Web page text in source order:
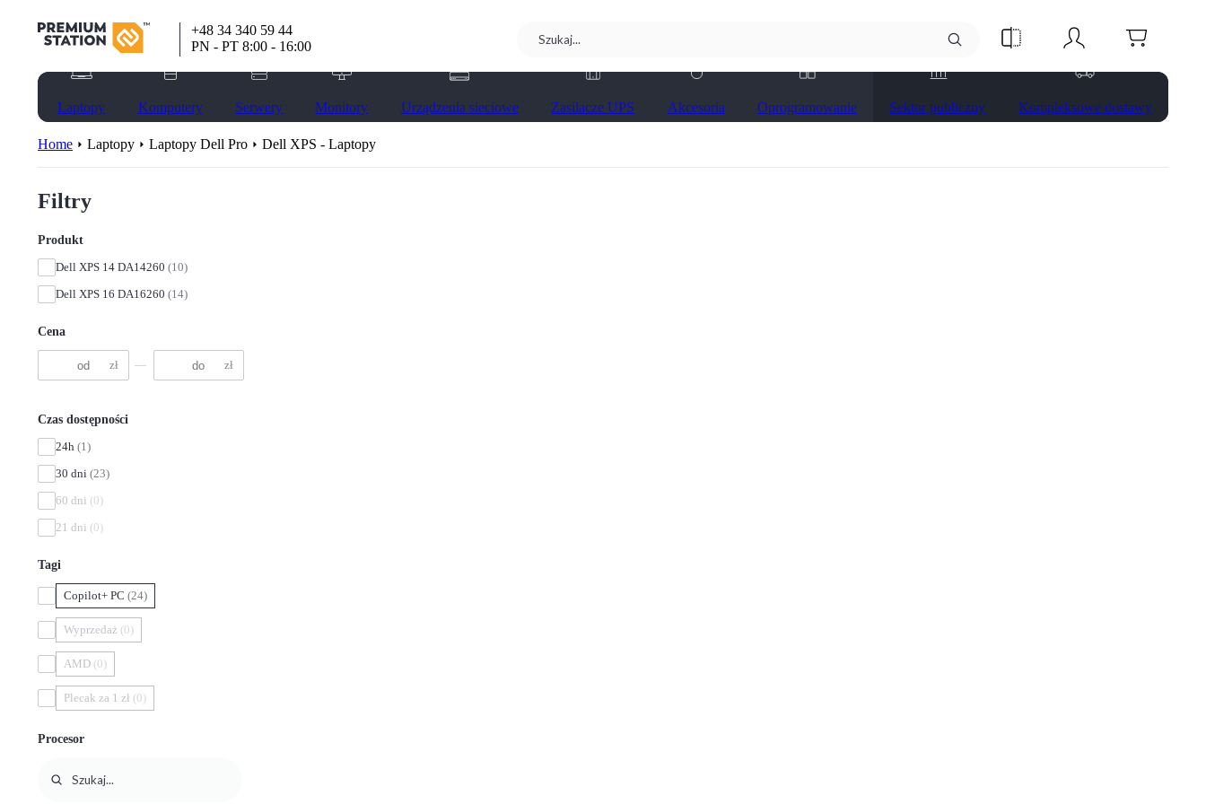
+48 34 340 59 44
PN - PT 8:00 - 16:00
Laptopy Komputery Serwery Monitory Urządzenia sieciowe Zasilacze UPS Akcesoria Oprogramowanie Sektor publiczny Kompleksowe dostawy
Home Laptopy Laptopy Dell Pro Dell XPS - Laptopy
Filtry
Produkt
Dell XPS 14 DA14260 (10)
Dell XPS 16 DA16260 (14)
Cena
zł — zł
Czas dostępności
24h (1)
30 dni (23)
60 dni (0)
21 dni (0)
Tagi
Copilot+ PC (24)
Wyprzedaż (0)
AMD (0)
Plecak za 1 zł (0)
Procesor